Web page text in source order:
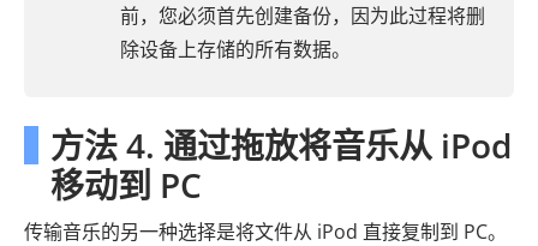
前，您必须首先创建备份，因为此过程将删
除设备上存储的所有数据。
方法 4. 通过拖放将音乐从 iPod
移动到 PC
传输音乐的另一种选择是将文件从 iPod 直接复制到 PC。